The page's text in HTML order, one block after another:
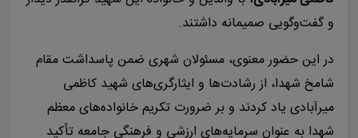
و گفت‌وگویی صمیمانه داشتند.
در این حضور معنوی، مسئولان شهری ضمن پاسداشت مقام
شامخ شهدا، از رشادت‌ها و ایثارگری‌های شهید کاظمی
میرآبادی یاد کردند و بر ضرورت تکریم خانواده‌های معظم
شهدا به عنوان سرمایه‌های ارزشی و فرهنگی جامعه تأکید